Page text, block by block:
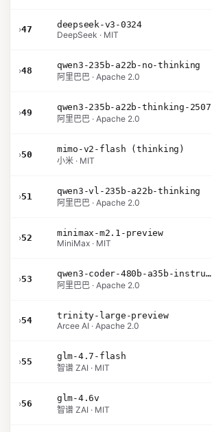
›47
deepseek-v3-0324
DeepSeek · MIT
›48
qwen3-235b-a22b-no-thinking
阿里巴巴 · Apache 2.0
›49
qwen3-235b-a22b-thinking-2507
阿里巴巴 · Apache 2.0
›50
mimo-v2-flash (thinking)
小米 · MIT
›51
qwen3-vl-235b-a22b-thinking
阿里巴巴 · Apache 2.0
›52
minimax-m2.1-preview
MiniMax · MIT
›53
qwen3-coder-480b-a35b-instruct
阿里巴巴 · Apache 2.0
›54
trinity-large-preview
Arcee AI · Apache 2.0
›55
glm-4.7-flash
智谱 ZAI · MIT
›56
glm-4.6v
智谱 ZAI · MIT